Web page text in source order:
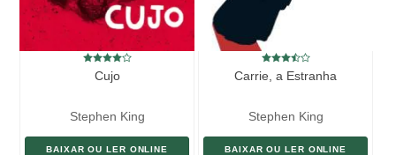
Cujo
Stephen King
BAIXAR OU LER ONLINE
Carrie, a Estranha
Stephen King
BAIXAR OU LER ONLINE